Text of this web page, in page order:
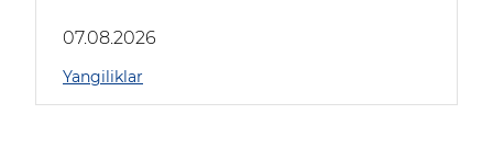
07.08.2026
Yangiliklar